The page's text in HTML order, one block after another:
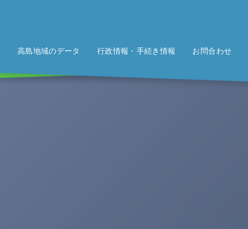
高島地域のデータ 行政情報・手続き情報 お問合わせ